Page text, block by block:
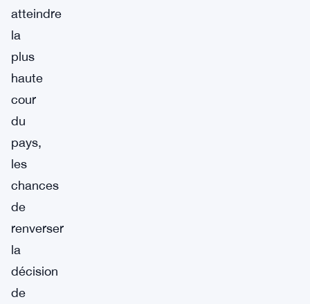
atteindre
la
plus
haute
cour
du
pays,
les
chances
de
renverser
la
décision
de